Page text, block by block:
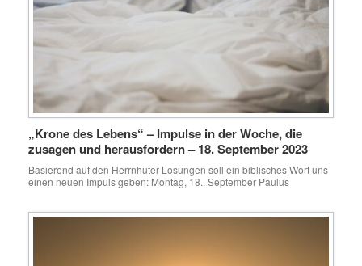
„Krone des Lebens“ – Impulse in der Woche, die
zusagen und herausfordern – 18. September 2023
Basierend auf den Herrnhuter Losungen soll ein biblisches Wort uns
einen neuen Impuls geben: Montag, 18.. September Paulus
morgens im Bett und kann nicht mehr schlafen. Ich ärgere mich, denn